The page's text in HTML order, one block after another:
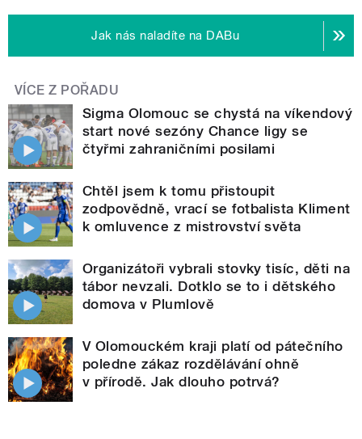
Jak nás naladíte na DABu
VÍCE Z POŘADU
Sigma Olomouc se chystá na víkendový
start nové sezóny Chance ligy se
čtyřmi zahraničními posilami
Chtěl jsem k tomu přistoupit
zodpovědně, vrací se fotbalista Kliment
k omluvence z mistrovství světa
Organizátoři vybrali stovky tisíc, děti na
tábor nevzali. Dotklo se to i dětského
domova v Plumlově
V Olomouckém kraji platí od pátečního
poledne zákaz rozdělávání ohně
v přírodě. Jak dlouho potrvá?